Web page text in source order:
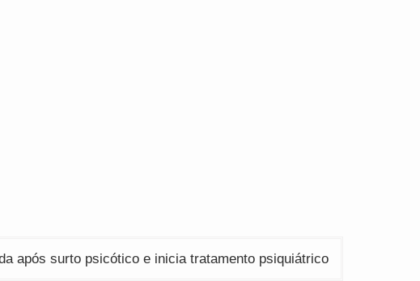
após surto psicótico e inicia tratamento psiquiátrico